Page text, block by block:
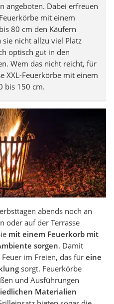
angeboten. Dabei erfreuen
mit einem
80 cm den Käufern
nicht allzu viel Platz
optisch gut in den
Wem das nicht reicht, für
XXL-Feuerkörbe mit einem
bis 150 cm.
abends noch an
oder auf der Terrasse
mit einem Feuerkorb mit
sorgen. Damit
im Freien, das füreine
sorgt. Feuerkörbe
und Ausführungen
Materialien